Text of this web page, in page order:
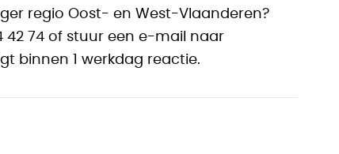
regio Oost- en West-Vlaanderen?
42 74 of stuur een e-mail naar
binnen 1 werkdag reactie.